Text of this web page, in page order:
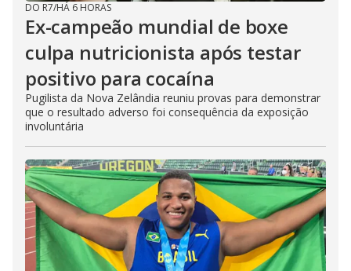
DO R7/HÁ 6 HORAS
Ex-campeão mundial de boxe
culpa nutricionista após testar
positivo para cocaína
Pugilista da Nova Zelândia reuniu provas para demonstrar
que o resultado adverso foi consequência da exposição
involuntária